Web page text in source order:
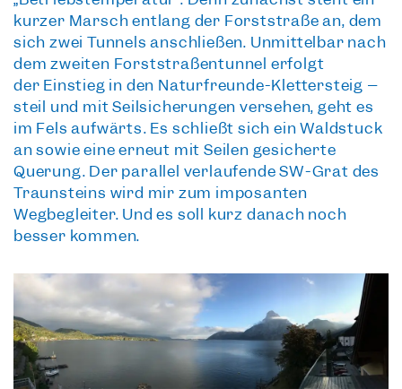
kurzer Marsch entlang der Forststraße an, dem
sich zwei Tunnels anschließen. Unmittelbar nach
dem zweiten Forststraßentunnel erfolgt
der Einstieg in den Naturfreunde-Klettersteig –
steil und mit Seilsicherungen versehen, geht es
im Fels aufwärts. Es schließt sich ein Waldstück
an sowie eine erneut mit Seilen gesicherte
Querung. Der parallel verlaufendeSW-Grat des
Traunsteins wird mir zum imposanten
Wegbegleiter. Und es soll kurz danach noch
besser kommen.